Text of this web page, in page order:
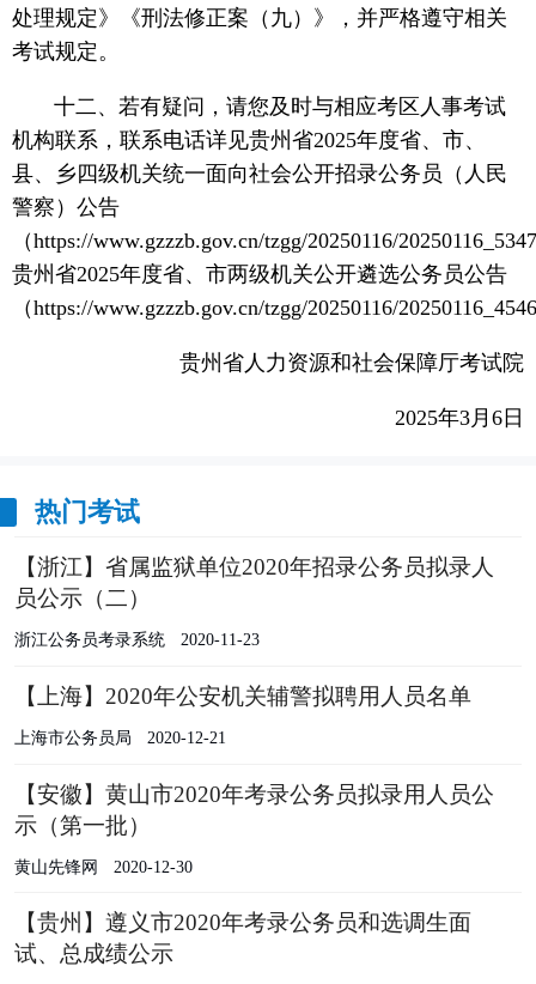
处理规定》《刑法修正案（九）》，并严格遵守相关
考试规定。
十二、若有疑问，请您及时与相应考区人事考试
机构联系，联系电话详见贵州省2025年度省、市、
县、乡四级机关统一面向社会公开招录公务员（人民
警察）公告
（https://www.gzzzb.gov.cn/tzgg/20250116/
贵州省2025年度省、市两级机关公开遴选公务员公告
（https://www.gzzzb.gov.cn/tzgg/20250116/
贵州省人力资源和社会保障厅考试院
2025年3月6日
热门考试
【浙江】省属监狱单位2020年招录公务员拟录人
员公示（二）
浙江公务员考录系统 2020-11-23
【上海】2020年公安机关辅警拟聘用人员名单
上海市公务员局 2020-12-21
【安徽】黄山市2020年考录公务员拟录用人员公
示（第一批）
黄山先锋网 2020-12-30
【贵州】遵义市2020年考录公务员和选调生面
试、总成绩公示